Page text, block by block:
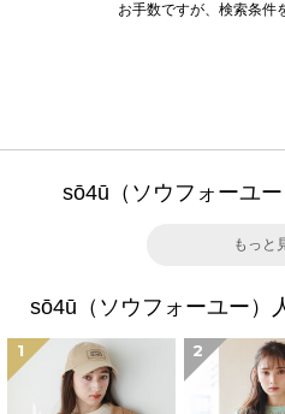
お手数ですが、検索条件
sō4ū（ソウフォーユ
もっと
sō4ū（ソウフォーユー）
1 2